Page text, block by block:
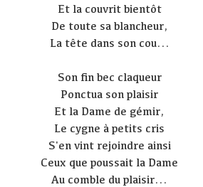
Et la couvrit bientôt
De toute sa blancheur,
La tête dans son cou...
Son fin bec claqueur
Ponctua son plaisir
Et la Dame de gémir,
Le cygne à petits cris
S'en vint rejoindre ainsi
Ceux que poussait la Dame
Au comble du plaisir...